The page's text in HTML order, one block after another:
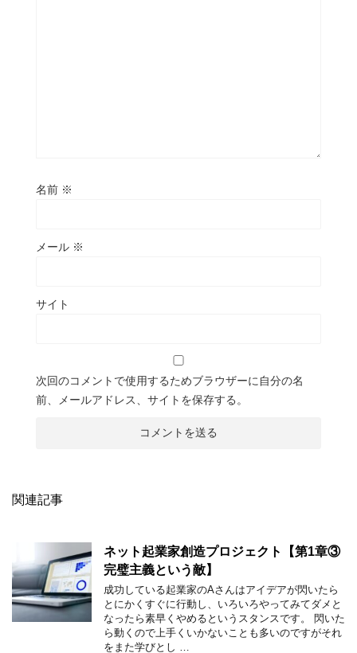
名前 ※
メール ※
サイト
次回のコメントで使用するためブラウザーに自分の名
前、メールアドレス、サイトを保存する。
関連記事
ネット起業家創造プロジェクト【第1章③
完璧主義という敵】
成功している起業家のAさんはアイデアが閃いたら
とにかくすぐに行動し、いろいろやってみてダメと
なったら素早くやめるというスタンスです。 閃いた
ら動くので上手くいかないことも多いのですがそれ
をまた学びとし …